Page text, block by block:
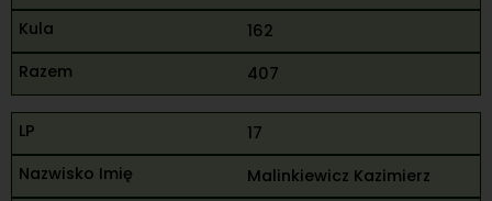
162
407
17
Malinkiewicz Kazimierz